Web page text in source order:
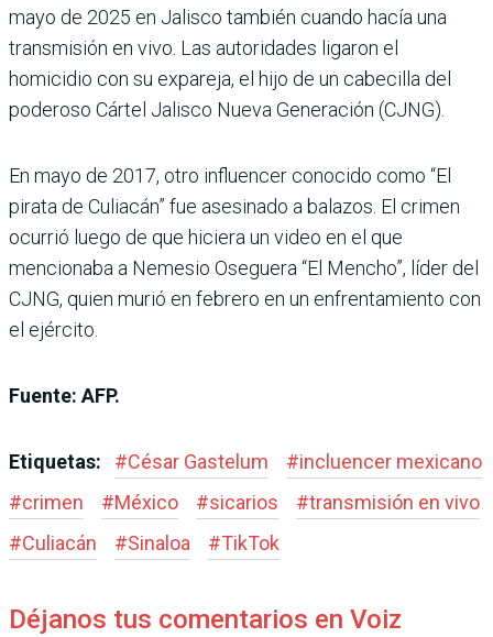
mayo de 2025 en Jalisco también cuando hacía una
transmisión en vivo. Las autoridades ligaron el
homicidio con su expareja, el hijo de un cabecilla del
poderoso Cártel Jalisco Nueva Generación (CJNG).
En mayo de 2017, otro influencer conocido como “El
pirata de Culiacán” fue asesinado a balazos. El crimen
ocurrió luego de que hiciera un video en el que
mencionaba a Nemesio Oseguera “El Mencho”, líder del
CJNG, quien murió en febrero en un enfrentamiento con
el ejército.
Fuente: AFP.
Etiquetas: #César Gastelum #incluencer mexicano
#crimen #México #sicarios #transmisión en vivo
#Culiacán #Sinaloa #TikTok
Déjanos tus comentarios en Voiz